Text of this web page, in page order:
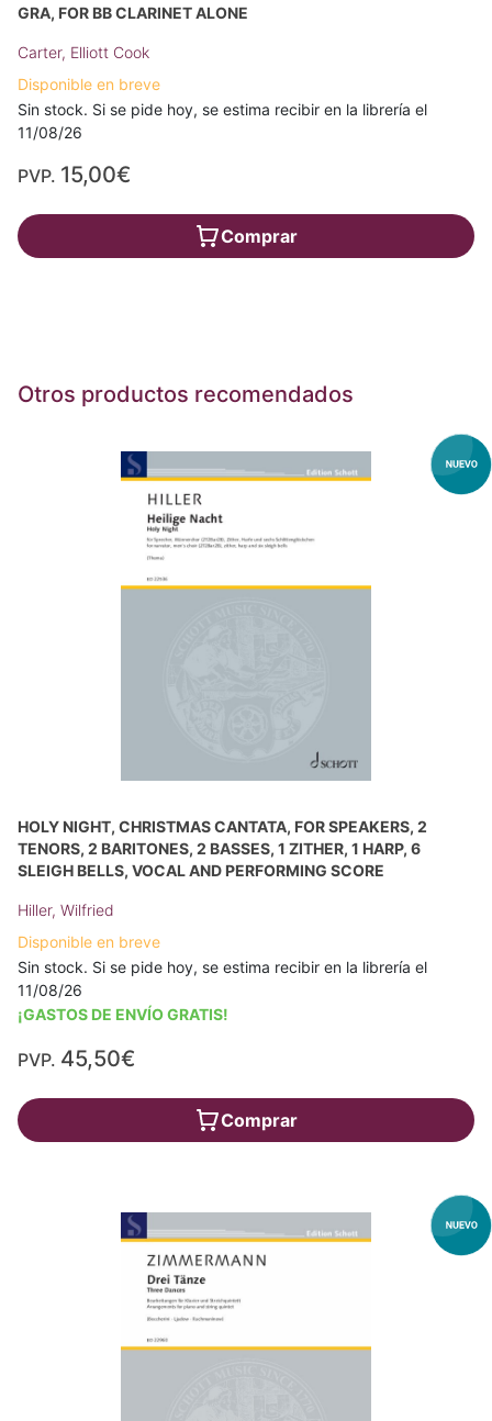
GRA, FOR BB CLARINET ALONE
Carter, Elliott Cook
Disponible en breve
Sin stock. Si se pide hoy, se estima recibir en la librería el
11/08/26
PVP. 15,00€
Comprar
Otros productos recomendados
HOLY NIGHT, CHRISTMAS CANTATA, FOR SPEAKERS, 2
TENORS, 2 BARITONES, 2 BASSES, 1 ZITHER, 1 HARP, 6
SLEIGH BELLS, VOCAL AND PERFORMING SCORE
Hiller, Wilfried
Disponible en breve
Sin stock. Si se pide hoy, se estima recibir en la librería el
11/08/26
¡GASTOS DE ENVÍO GRATIS!
PVP. 45,50€
Comprar